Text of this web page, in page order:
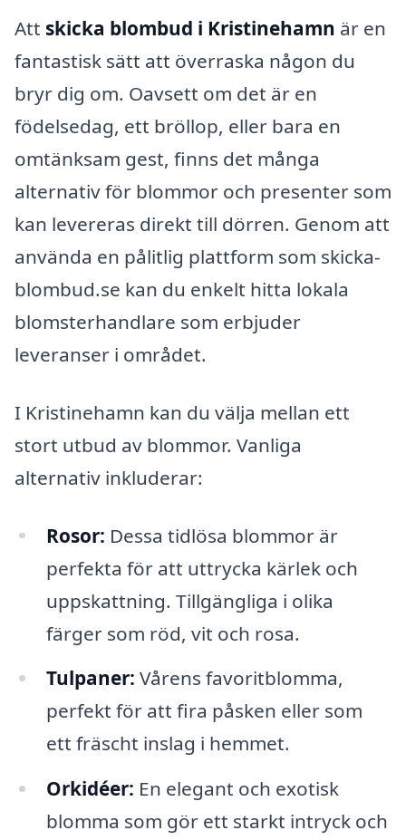
Att skicka blombud i Kristinehamn är en
fantastisk sätt att överraska någon du
bryr dig om. Oavsett om det är en
födelsedag, ett bröllop, eller bara en
omtänksam gest, finns det många
alternativ för blommor och presenter som
kan levereras direkt till dörren. Genom att
använda en pålitlig plattform som skicka-
blombud.se kan du enkelt hitta lokala
blomsterhandlare som erbjuder
leveranser i området.
I Kristinehamn kan du välja mellan ett
stort utbud av blommor. Vanliga
alternativ inkluderar:
Rosor: Dessa tidlösa blommor är
perfekta för att uttrycka kärlek och
uppskattning. Tillgängliga i olika
färger som röd, vit och rosa.
Tulpaner: Vårens favoritblomma,
perfekt för att fira påsken eller som
ett fräscht inslag i hemmet.
Orkidéer: En elegant och exotisk
blomma som gör ett starkt intryck och